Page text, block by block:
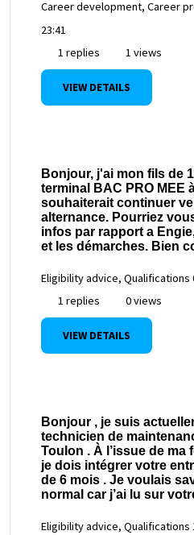
Career development, Career
23:41
1 replies
1 views
VIEW DETAILS
Bonjour, j'ai mon fils de
terminal BAC PRO MEE
souhaiterait continuer
alternance. Pourriez
infos par rapport a
et les démarches. Bien
Eligibility advice, Qualifications
1 replies
0 views
VIEW DETAILS
Bonjour , je suis
technicien de
Toulon . À l’issue de ma
je dois intégrer votre
de 6 mois . Je voulais
normal car j’ai lu sur
Eligibility advice, Qualifications